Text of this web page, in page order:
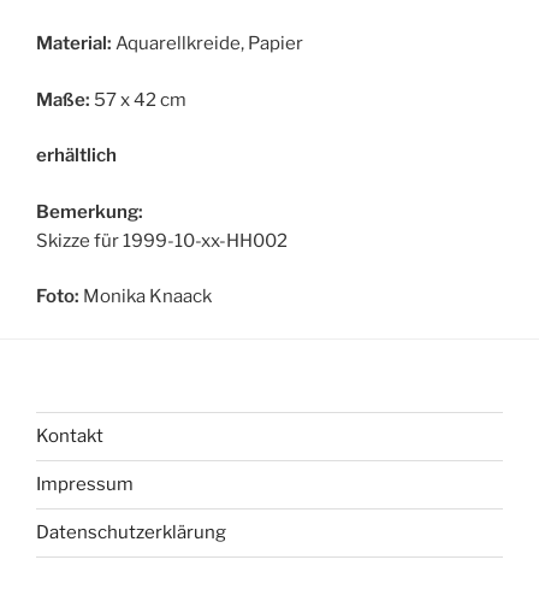
Material: Aquarellkreide, Papier
Maße: 57 x 42 cm
erhältlich
Bemerkung:
Skizze für 1999-10-xx-HH002
Foto: Monika Knaack
Kontakt
Impressum
Datenschutzerklärung